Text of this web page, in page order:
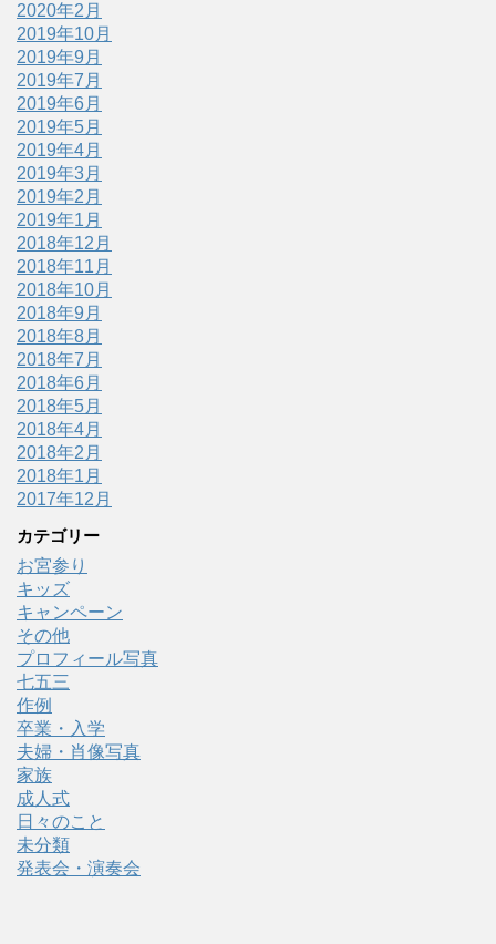
2020年2月
2019年10月
2019年9月
2019年7月
2019年6月
2019年5月
2019年4月
2019年3月
2019年2月
2019年1月
2018年12月
2018年11月
2018年10月
2018年9月
2018年8月
2018年7月
2018年6月
2018年5月
2018年4月
2018年2月
2018年1月
2017年12月
カテゴリー
お宮参り
キッズ
キャンペーン
その他
プロフィール写真
七五三
作例
卒業・入学
夫婦・肖像写真
家族
成人式
日々のこと
未分類
発表会・演奏会